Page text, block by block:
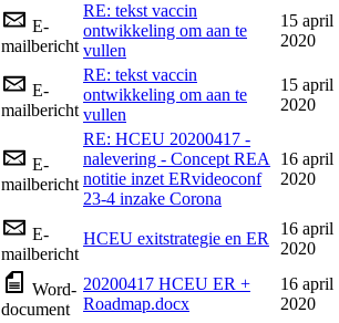
E-
mailbericht
RE: tekst vaccin
ontwikkeling om aan te
vullen
15 april
2020
E-
mailbericht
RE: tekst vaccin
ontwikkeling om aan te
vullen
15 april
2020
E-
mailbericht
RE: HCEU 20200417 -
nalevering - Concept REA
notitie inzet ERvideoconf
23-4 inzake Corona
16 april
2020
E-
mailbericht
HCEU exitstrategie en ER
16 april
2020
Word-
document
20200417 HCEU ER +
Roadmap.docx
16 april
2020